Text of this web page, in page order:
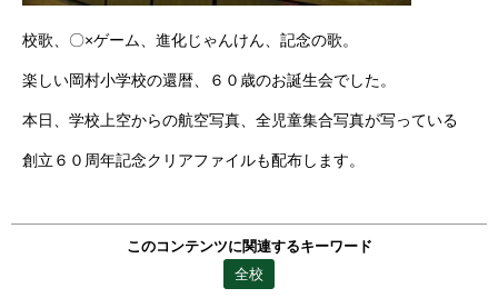
校歌、〇×ゲーム、進化じゃんけん、記念の歌。
楽しい岡村小学校の還暦、６０歳のお誕生会でした。
本日、学校上空からの航空写真、全児童集合写真が写っている
創立６０周年記念クリアファイルも配布します。
このコンテンツに関連するキーワード
全校